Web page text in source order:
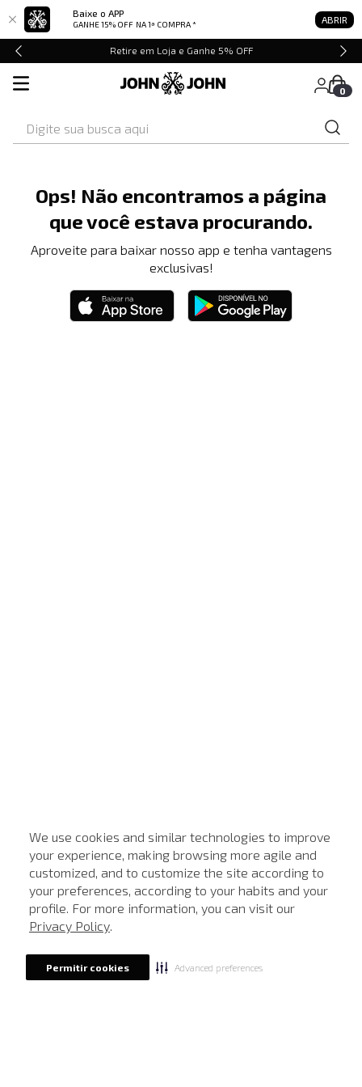
Baixe o APP
GANHE 15% OFF NA 1ª COMPRA * ABRIR
We use cookies and similar technologies to improve
your experience, making browsing more agile and
customized, and to customize the site according to
your preferences, according to your habits and your
profile. For more information, you can visit our
Privacy Policy.
Permitir cookies Advanced preferences
Retire em Loja e Ganhe 5% OFF
0
Ops! Não encontramos a página
que você estava procurando.
Aproveite para baixar nosso app e tenha vantagens
exclusivas!